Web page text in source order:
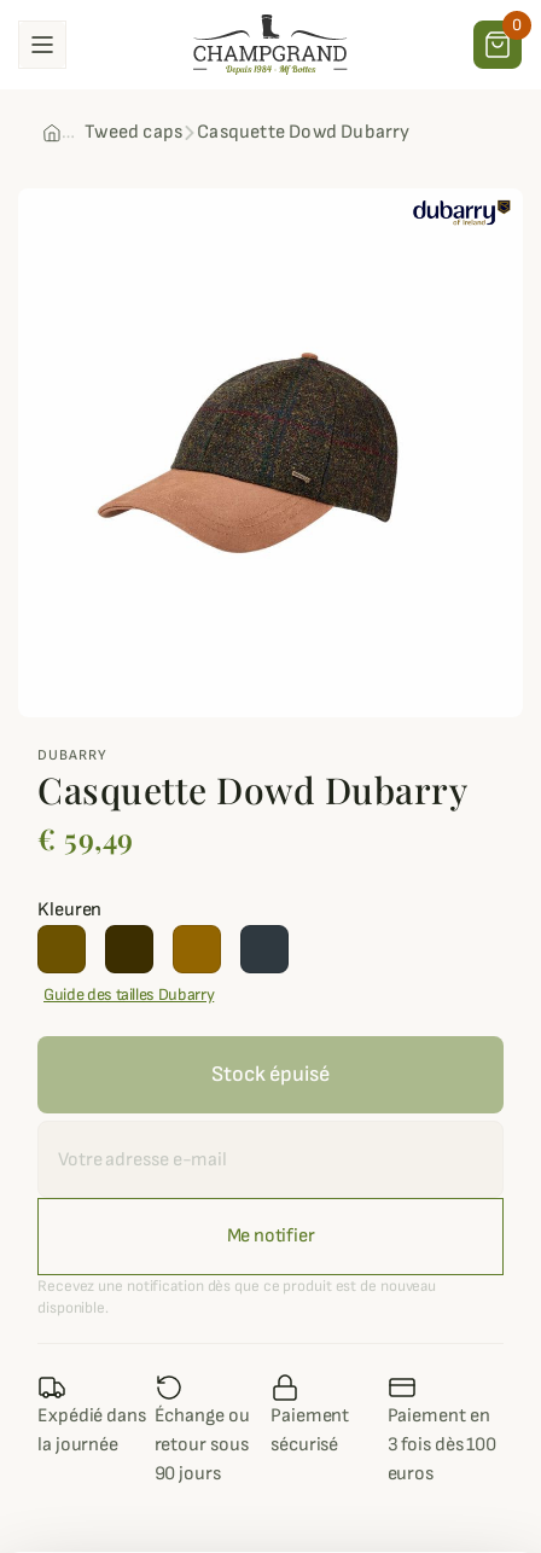
0
Tweed caps Casquette Dowd Dubarry
DUBARRY
Casquette Dowd Dubarry
€ 59,49
Kleuren
Guide des tailles Dubarry
Stock épuisé
Me notifier
Recevez une notification dès que ce produit est de nouveau
disponible.
Expédié dans
la journée
Échange ou
retour sous
90 jours
Paiement
sécurisé
Paiement en
3 fois dès 100
euros